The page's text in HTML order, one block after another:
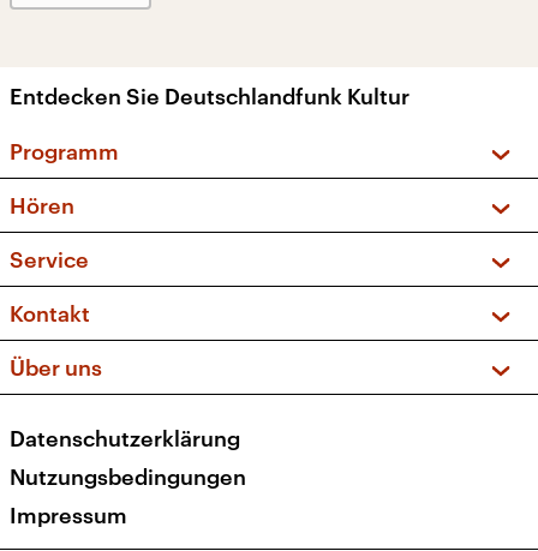
Entdecken Sie Deutschlandfunk Kultur
Programm
Sendungen und Podcasts
Musikliste
Kakadu – Das Kinderprogramm
Hören
Frequenzen (UKW + DAB+)
Service
FAQ
Apps
Newsletter
Veranstaltungen
Kontakt
Social Media
Über uns
Presse
Karriere
Transparenz
Datenschutzerklärung
Nutzungsbedingungen
Impressum